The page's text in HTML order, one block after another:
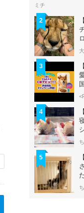
ミチ
2
3
4
5